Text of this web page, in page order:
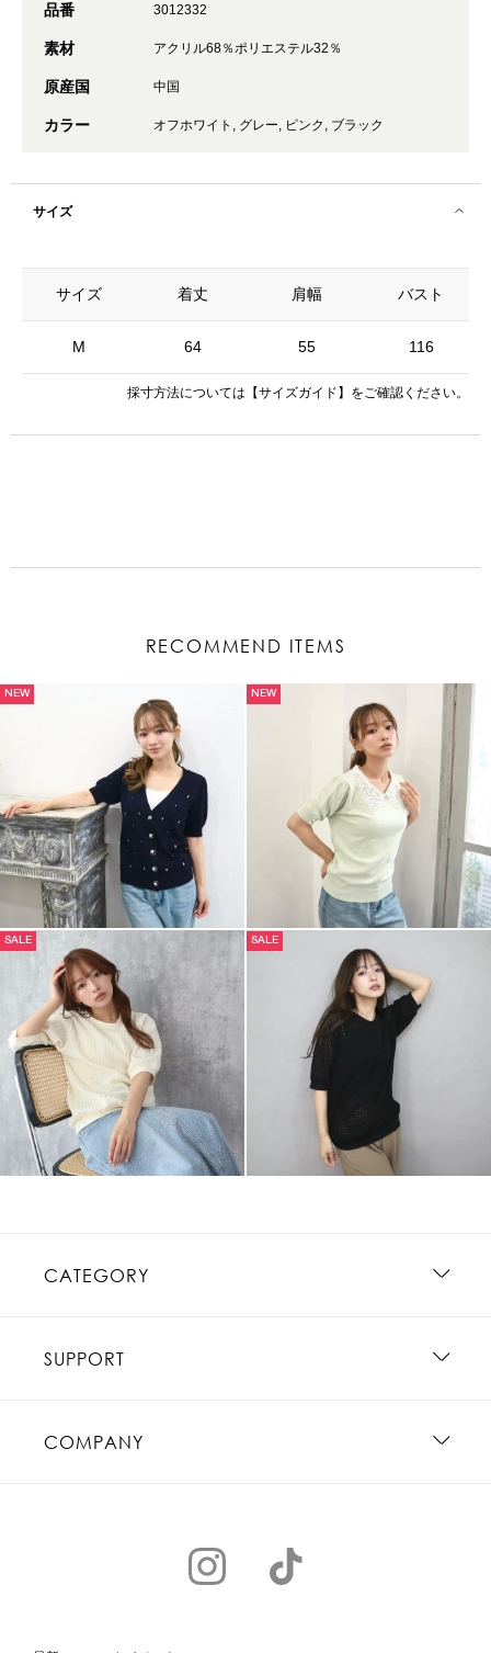
品番 3012332
素材 アクリル68％ポリエステル32％
原産国 中国
カラー オフホワイト, グレー, ピンク, ブラック
サイズ
サイズ
M
着丈 肩幅 バスト
64 55 116
採寸方法については 【サイズガイド】 をご確認ください。
RECOMMEND ITEMS
NEW NEW
SALE SALE
CATEGORY
SUPPORT
COMPANY